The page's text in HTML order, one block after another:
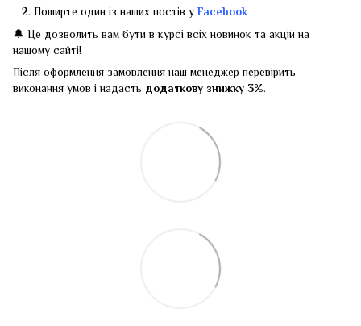
Поширте один із наших постів у Facebook
🔔 Це дозволить вам бути в курсі всіх новинок та акцій на
нашому сайті!
Після оформлення замовлення наш менеджер перевірить
виконання умов і надасть додаткову знижку 3%.